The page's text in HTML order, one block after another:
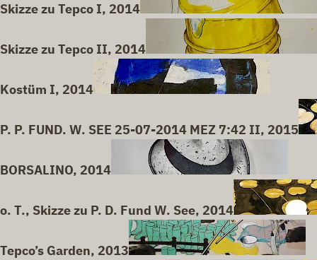
Skizze zu Tepco I, 2014
Skizze zu Tepco II, 2014
Kostüm I, 2014
P. P. FUND. W. SEE 25-07-2014 MEZ 7:42 II, 2015
BORSALINO, 2014
o. T., Skizze zu P. D. Fund W. See, 2014
Tepco’s Garden, 2013